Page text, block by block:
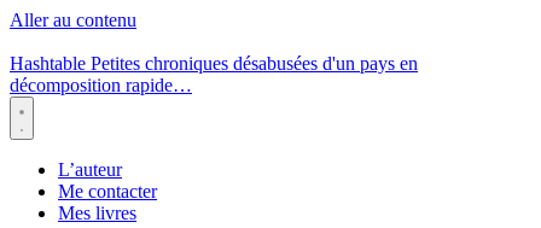
Aller au contenu
Hashtable Petites chroniques désabusées d'un pays en
décomposition rapide…
Menu
L’auteur
Me contacter
Mes livres